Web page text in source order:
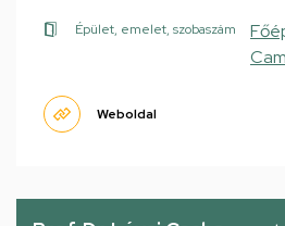
Épület, emelet, szobaszám
Weboldal